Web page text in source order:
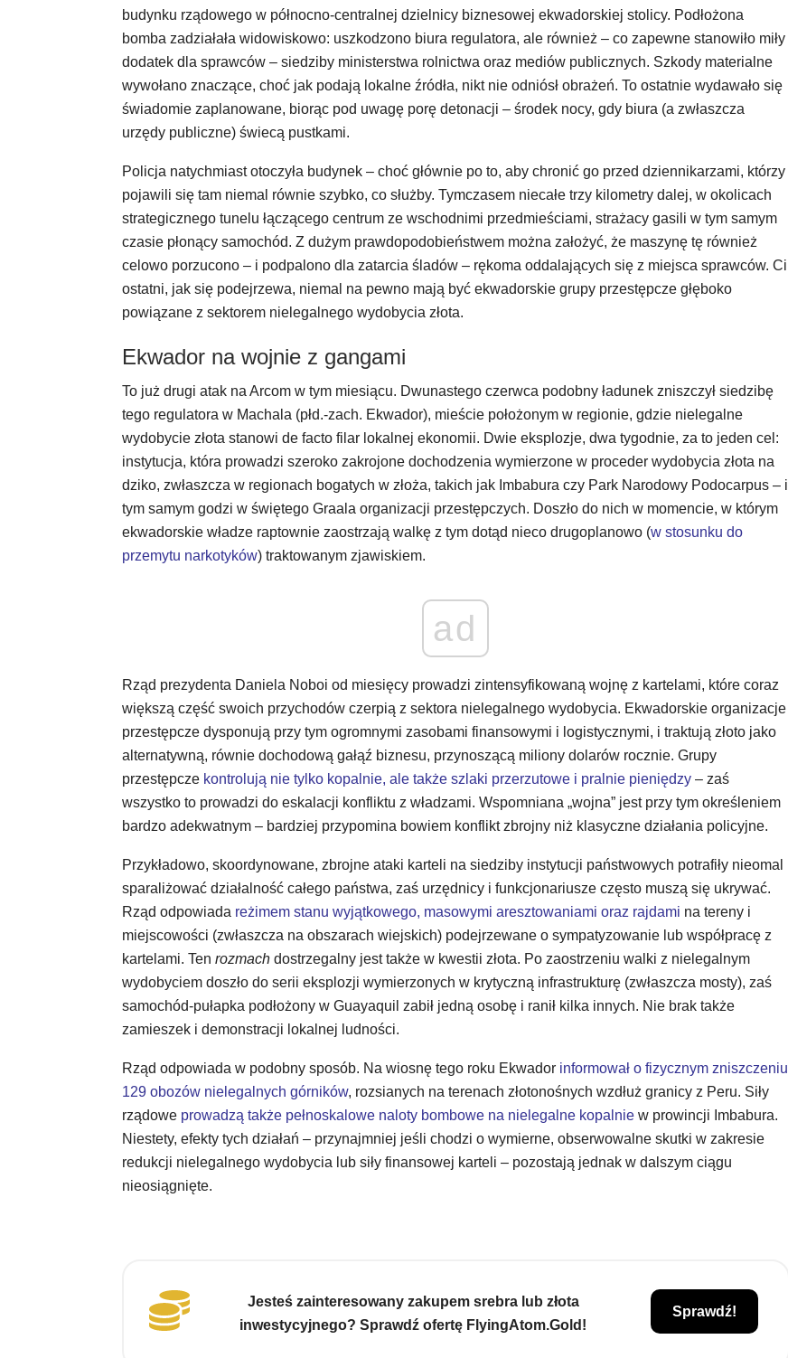
budynku rządowego w północno-centralnej dzielnicy biznesowej ekwadorskiej stolicy. Podłożona
bomba zadziałała widowiskowo: uszkodzono biura regulatora, ale również – co zapewne stanowiło miły
dodatek dla sprawców – siedziby ministerstwa rolnictwa oraz mediów publicznych. Szkody materialne
wywołano znaczące, choć jak podają lokalne źródła, nikt nie odniósł obrażeń. To ostatnie wydawało się
świadomie zaplanowane, biorąc pod uwagę porę detonacji – środek nocy, gdy biura (a zwłaszcza
urzędy publiczne) świecą pustkami.
Policja natychmiast otoczyła budynek – choć głównie po to, aby chronić go przed dziennikarzami, którzy
pojawili się tam niemal równie szybko, co służby. Tymczasem niecałe trzy kilometry dalej, w okolicach
strategicznego tunelu łączącego centrum ze wschodnimi przedmieściami, strażacy gasili w tym samym
czasie płonący samochód. Z dużym prawdopodobieństwem można założyć, że maszynę tę również
celowo porzucono – i podpalono dla zatarcia śladów – rękoma oddalających się z miejsca sprawców. Ci
ostatni, jak się podejrzewa, niemal na pewno mają być ekwadorskie grupy przestępcze głęboko
powiązane z sektorem nielegalnego wydobycia złota.
Ekwador na wojnie z gangami
To już drugi atak na Arcom w tym miesiącu. Dwunastego czerwca podobny ładunek zniszczył siedzibę
tego regulatora w Machala (płd.-zach. Ekwador), mieście położonym w regionie, gdzie nielegalne
wydobycie złota stanowi de facto filar lokalnej ekonomii. Dwie eksplozje, dwa tygodnie, za to jeden cel:
instytucja, która prowadzi szeroko zakrojone dochodzenia wymierzone w proceder wydobycia złota na
dziko, zwłaszcza w regionach bogatych w złoża, takich jak Imbabura czy Park Narodowy Podocarpus – i
tym samym godzi w świętego Graala organizacji przestępczych. Doszło do nich w momencie, w którym
ekwadorskie władze raptownie zaostrzają walkę z tym dotąd nieco drugoplanowo (w stosunku do
przemytu narkotyków) traktowanym zjawiskiem.
ad
Rząd prezydenta Daniela Noboi od miesięcy prowadzi zintensyfikowaną wojnę z kartelami, które coraz
większą część swoich przychodów czerpią z sektora nielegalnego wydobycia. Ekwadorskie organizacje
przestępcze dysponują przy tym ogromnymi zasobami finansowymi i logistycznymi, i traktują złoto jako
alternatywną, równie dochodową gałąź biznesu, przynoszącą miliony dolarów rocznie. Grupy
przestępcze kontrolują nie tylko kopalnie, ale także szlaki przerzutowe i pralnie pieniędzy– zaś
wszystko to prowadzi do eskalacji konfliktu z władzami. Wspomniana „wojna” jest przy tym określeniem
bardzo adekwatnym – bardziej przypomina bowiem konflikt zbrojny niż klasyczne działania policyjne.
Przykładowo, skoordynowane, zbrojne ataki karteli na siedziby instytucji państwowych potrafiły nieomal
sparaliżować działalność całego państwa, zaś urzędnicy i funkcjonariusze często muszą się ukrywać.
Rząd odpowiada reżimem stanu wyjątkowego, masowymi aresztowaniami oraz rajdami na tereny i
miejscowości (zwłaszcza na obszarach wiejskich) podejrzewane o sympatyzowanie lub współpracę z
kartelami. Ten rozmachdostrzegalny jest także w kwestii złota. Po zaostrzeniu walki z nielegalnym
wydobyciem doszło do serii eksplozji wymierzonych w krytyczną infrastrukturę (zwłaszcza mosty), zaś
samochód-pułapka podłożony w Guayaquil zabił jedną osobę i ranił kilka innych. Nie brak także
zamieszek i demonstracji lokalnej ludności.
Rząd odpowiada w podobny sposób. Na wiosnę tego roku Ekwador informował o fizycznym zniszczeniu
129 obozów nielegalnych górników, rozsianych na terenach złotonośnych wzdłuż granicy z Peru. Siły
rządowe prowadzą także pełnoskalowe naloty bombowe na nielegalne kopalniew prowincji Imbabura.
Niestety, efekty tych działań – przynajmniej jeśli chodzi o wymierne, obserwowalne skutki w zakresie
redukcji nielegalnego wydobycia lub siły finansowej karteli – pozostają jednak w dalszym ciągu
nieosiągnięte.
Jesteś zainteresowany zakupem srebra lub złota
inwestycyjnego? Sprawdź ofertę FlyingAtom.Gold!
Sprawdź!